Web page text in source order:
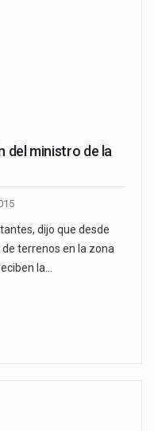
del ministro de la
dijo que desde
terrenos en la zona
la…